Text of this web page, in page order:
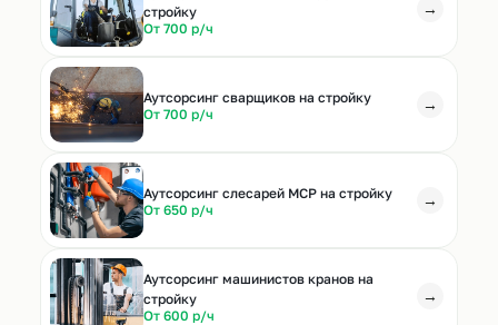
стройку
От 700 р/ч
→
Аутсорсинг сварщиков на стройку
От 700 р/ч
→
Аутсорсинг слесарей МСР на стройку
От 650 р/ч
→
Аутсорсинг машинистов кранов на
стройку
От 600 р/ч
→